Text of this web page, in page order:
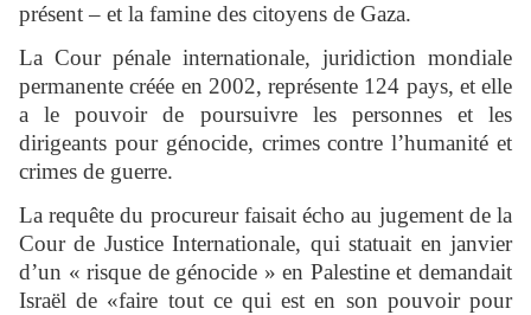
présent – et la famine des citoyens de Gaza.
La Cour pénale internationale, juridiction mondiale
permanente créée en 2002, représente 124 pays, et elle
a le pouvoir de poursuivre les personnes et les
dirigeants pour génocide, crimes contre l’humanité et
crimes de guerre.
La requête du procureur faisait écho au jugement de la
Cour de Justice Internationale, qui statuait en janvier
d’un « risque de génocide » en Palestine et demandait
Israël de «faire tout ce qui est en son pouvoir pour